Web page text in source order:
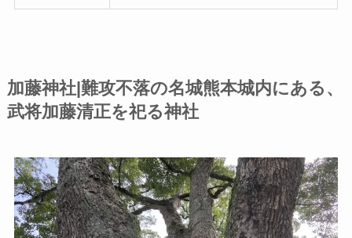
加藤神社|難攻不落の名城熊本城内にある、
武将加藤清正を祀る神社